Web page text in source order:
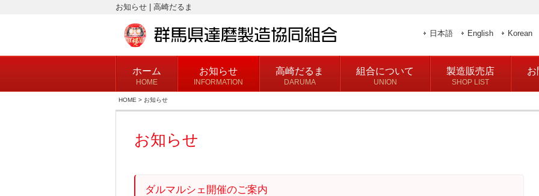
お知らせ | 高崎だるま
日本語 English Korean
ホーム
HOME
お知らせ
INFORMATION
高崎だるま
DARUMA
組合について
UNION
製造販売店
SHOP LIST
お
HOME > お知らせ
お知らせ
ダルマルシェ開催のご案内